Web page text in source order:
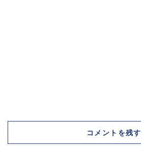
コメントを残す